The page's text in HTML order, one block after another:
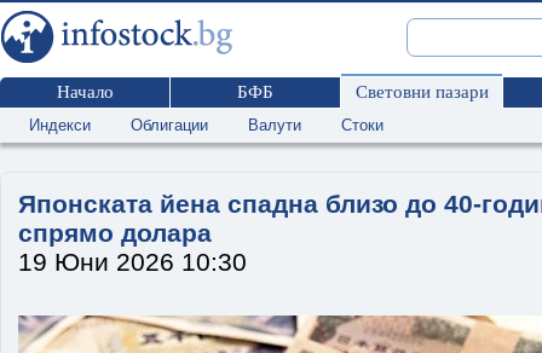
Начало БФБ Световни пазари
Индекси Облигации Валути Стоки
Японската йена спадна близо до 40-
спрямо долара
19 Юни 2026 10:30